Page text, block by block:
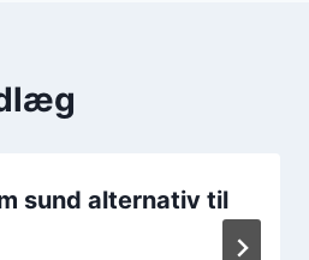
sund alternativ til